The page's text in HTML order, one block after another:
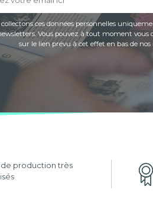
collectons ces données personnelles
Vous pouvez à tout moment vous
sur le lien prévu à cet effet en bas de nos
de production très